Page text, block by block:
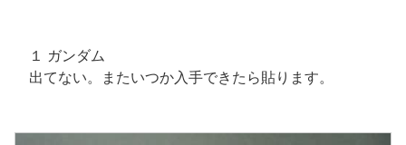
１ ガンダム
出てない。またいつか入手できたら貼ります。